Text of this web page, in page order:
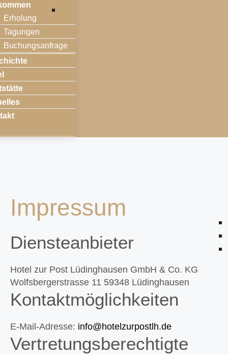
Erholung
Tagungen
Buchungsanfrage
Impressum
Diensteanbieter
Hotel zur Post Lüdinghausen GmbH & Co. KG
Wolfsbergerstrasse 11 59348 Lüdinghausen
Kontaktmöglichkeiten
E-Mail-Adresse: info@hotelzurpostlh.de
Vertretungsberechtigte